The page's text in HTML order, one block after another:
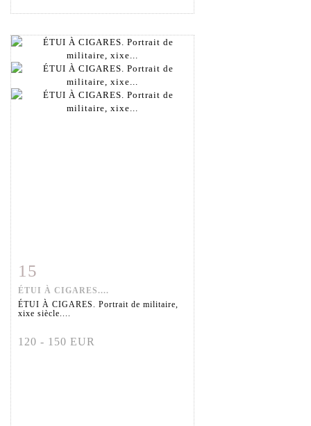
Fiche détaillée
15
ÉTUI À CIGARES....
ÉTUI À CIGARES. Portrait de militaire,
xixe siècle....
120 - 150 EUR